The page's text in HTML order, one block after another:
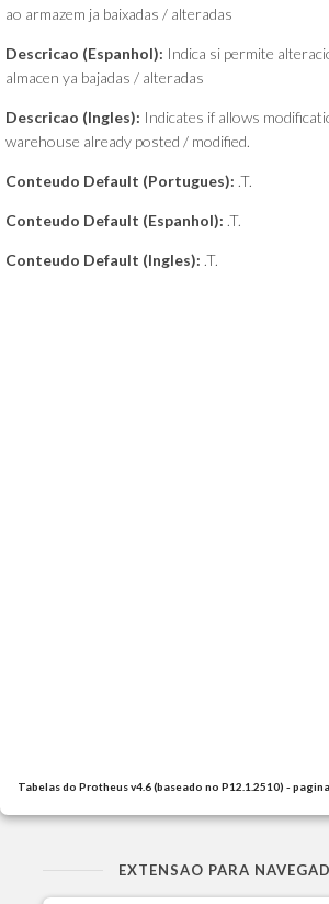
ao armazem ja baixadas / alteradas
Descricao (Espanhol): Indica si permite
almacen ya bajadas / alteradas
Descricao (Ingles): Indicates if allows
warehouse already posted / modified.
Conteudo Default (Portugues): .T.
Conteudo Default (Espanhol): .T.
Conteudo Default (Ingles): .T.
Tabelas do Protheus v4.6 (baseado no P12.1.2510) -
EXTENSAO PARA